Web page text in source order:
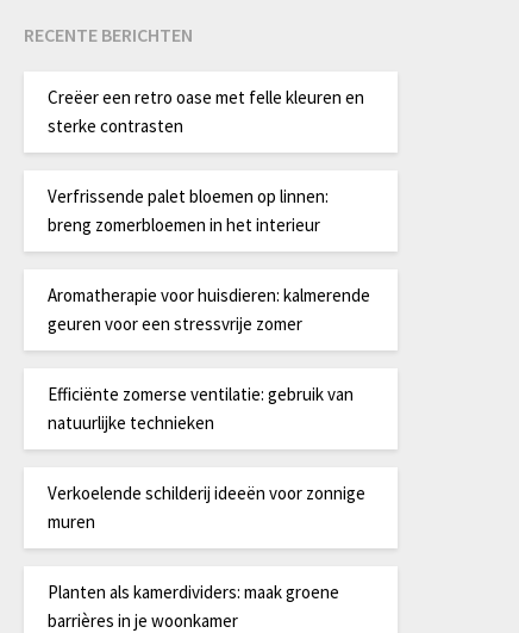
RECENTE BERICHTEN
Creëer een retro oase met felle kleuren en
sterke contrasten
Verfrissende palet bloemen op linnen:
breng zomerbloemen in het interieur
Aromatherapie voor huisdieren: kalmerende
geuren voor een stressvrije zomer
Efficiënte zomerse ventilatie: gebruik van
natuurlijke technieken
Verkoelende schilderij ideeën voor zonnige
muren
Planten als kamerdividers: maak groene
barrières in je woonkamer